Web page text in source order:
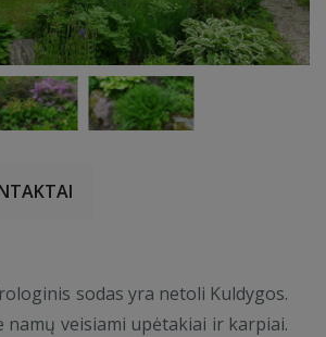
sodas yra netoli Kuldygos.
namų veisiami upėtakiai ir karpiai.